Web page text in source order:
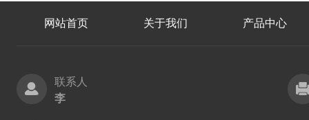
网站首页 关于我们 产品中心
联系人
李